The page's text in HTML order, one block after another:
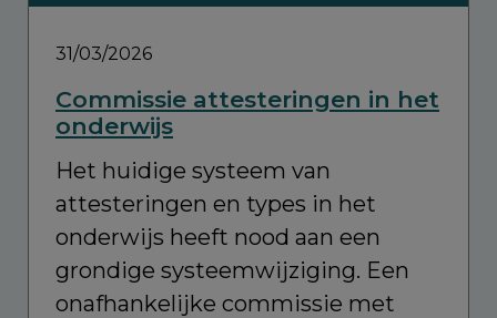
31/03/2026
Commissie attesteringen in het
onderwijs
Het huidige systeem van
attesteringen en types in het
onderwijs heeft nood aan een
grondige systeemwijziging. Een
onafhankelijke commissie met